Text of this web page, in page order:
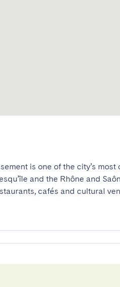
is one of the city’s most
and the Rhône and
cafés and cultural